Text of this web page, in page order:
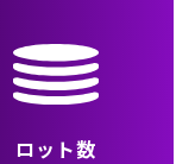
ロット数